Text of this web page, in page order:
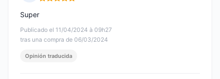
Nota: 5 de 5
Publicado el 11/04/2024 à 09h27
tras una compra de 06/03/2024
Super
Opinión traducida